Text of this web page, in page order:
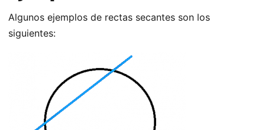
Algunos ejemplos de rectas secantes son los
siguientes: